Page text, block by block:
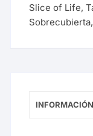
Slice of Life,
Sobrecubierta